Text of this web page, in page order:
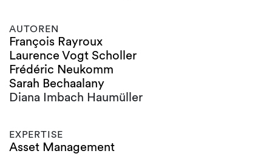
AUTOREN
François Rayroux
Laurence Vogt Scholler
Frédéric Neukomm
Sarah Bechaalany
Diana Imbach Haumüller
EXPERTISE
Asset Management